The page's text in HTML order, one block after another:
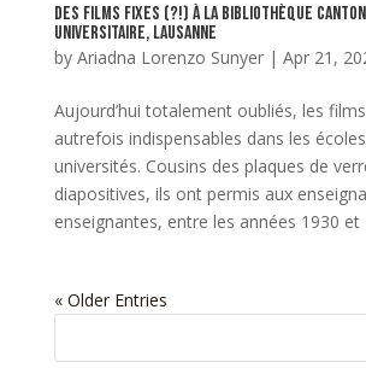
Des films fixes (?!) à la Bibliothèque
universitaire, Lausanne
by Ariadna Lorenzo Sunyer| Apr 21,
Aujourd’hui totalement oubliés, les
autrefois indispensables dans les
universités. Cousins des plaques de
diapositives, ils ont permis aux
enseignantes, entre les années 1930 et
« Older Entries